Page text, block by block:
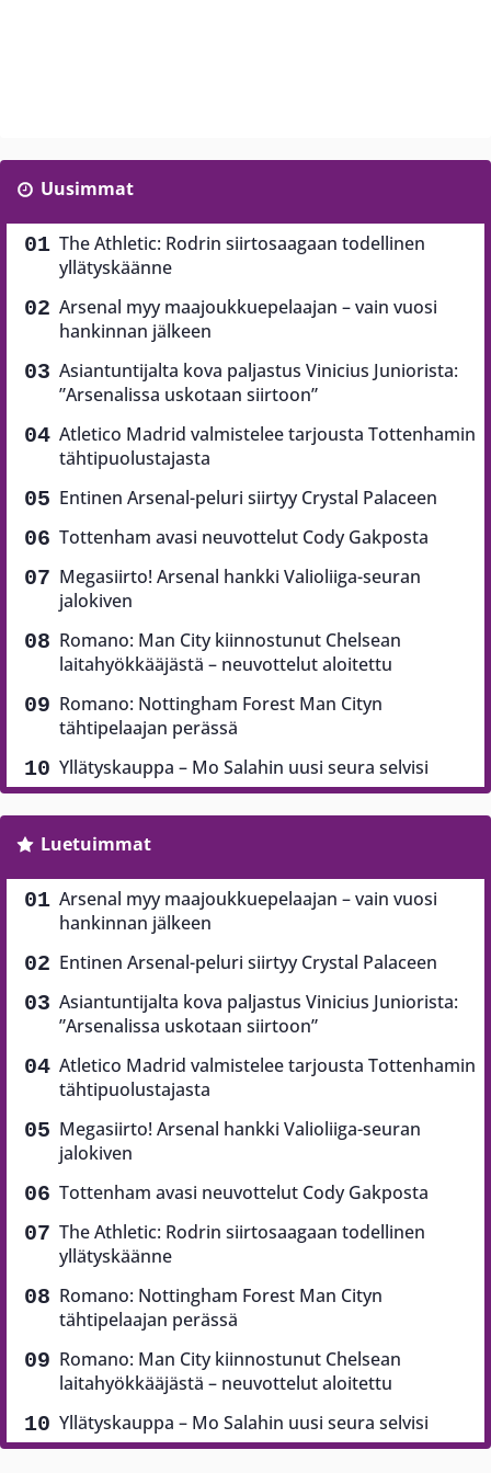
Uusimmat
The Athletic: Rodrin siirtosaagaan todellinen
yllätyskäänne
Arsenal myy maajoukkuepelaajan – vain vuosi
hankinnan jälkeen
Asiantuntijalta kova paljastus Vinicius Juniorista:
”Arsenalissa uskotaan siirtoon”
Atletico Madrid valmistelee tarjousta Tottenhamin
tähtipuolustajasta
Entinen Arsenal-peluri siirtyy Crystal Palaceen
Tottenham avasi neuvottelut Cody Gakposta
Megasiirto! Arsenal hankki Valioliiga-seuran
jalokiven
Romano: Man City kiinnostunut Chelsean
laitahyökkääjästä – neuvottelut aloitettu
Romano: Nottingham Forest Man Cityn
tähtipelaajan perässä
Yllätyskauppa – Mo Salahin uusi seura selvisi
Luetuimmat
Arsenal myy maajoukkuepelaajan – vain vuosi
hankinnan jälkeen
Entinen Arsenal-peluri siirtyy Crystal Palaceen
Asiantuntijalta kova paljastus Vinicius Juniorista:
”Arsenalissa uskotaan siirtoon”
Atletico Madrid valmistelee tarjousta Tottenhamin
tähtipuolustajasta
Megasiirto! Arsenal hankki Valioliiga-seuran
jalokiven
Tottenham avasi neuvottelut Cody Gakposta
The Athletic: Rodrin siirtosaagaan todellinen
yllätyskäänne
Romano: Nottingham Forest Man Cityn
tähtipelaajan perässä
Romano: Man City kiinnostunut Chelsean
laitahyökkääjästä – neuvottelut aloitettu
Yllätyskauppa – Mo Salahin uusi seura selvisi